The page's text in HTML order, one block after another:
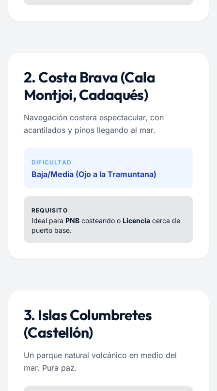
2. Costa Brava (Cala
Montjoi, Cadaqués)
Navegación costera espectacular, con
acantilados y pinos llegando al mar.
DIFICULTAD
Baja/Media (Ojo a la Tramuntana)
REQUISITO
Ideal para PNB costeando o Licencia cerca de
puerto base.
3. Islas Columbretes
(Castellón)
Un parque natural volcánico en medio del
mar. Pura paz.